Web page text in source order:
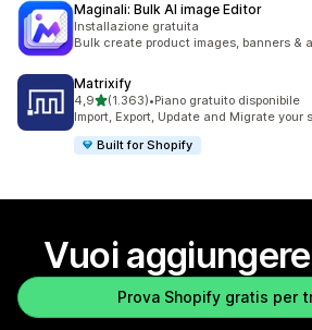
Maginali: Bulk AI image Editor
Installazione gratuita
Bulk create product images, banners &
Matrixify
4,9stelle su 5
(1.363)
1363 recensioni totali
•Piano gratuito disponibile
Import, Export, Update and Migrate your
Built for Shopify
Vuoi aggiungere
Prova Shopify gratis per